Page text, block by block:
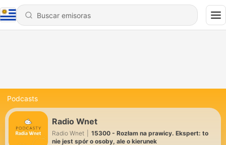
Podcasts
Radio Wnet
Radio Wnet
15300 - Rozłam na prawicy. Ekspert: to
nie jest spór o osoby, ale o kierunek